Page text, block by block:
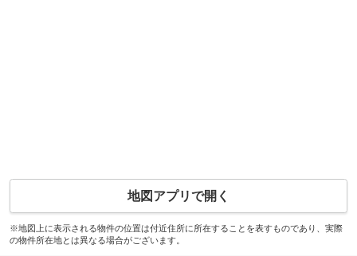
地図アプリで開く
※地図上に表示される物件の位置は付近住所に所在することを表すものであり、実際
の物件所在地とは異なる場合がございます。